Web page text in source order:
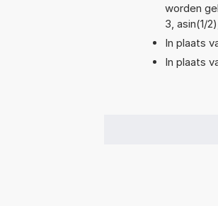
worden
3, asin(1/
In plaats
In plaats